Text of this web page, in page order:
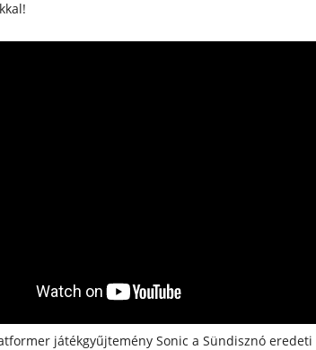
játékgyűjtemény Sonic a Sündisznó